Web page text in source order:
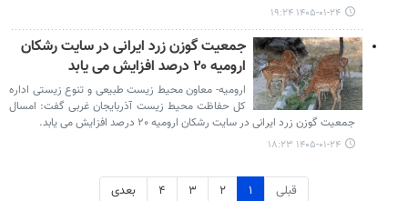
۱۴۰۵-۰۱-۲۴ ۱۹:۲۴
جمعیت گوزن زرد ایرانی در سایت رشکان
ارومیه ۲۰ درصد افزایش می یابد
ارومیه- معاون محیط زیست طبیعی و تنوع زیستی اداره
کل حفاظت محیط زیست آذربایجان غربی گفت: امسال
جمعیت گوزن زرد ایرانی در سایت رشکان ارومیه ۲۰ درصد افزایش می یابد.
۱۴۰۵-۰۱-۲۴ ۱۸:۲۳
قبلی ۱ ۲ ۳ ۴ بعدی